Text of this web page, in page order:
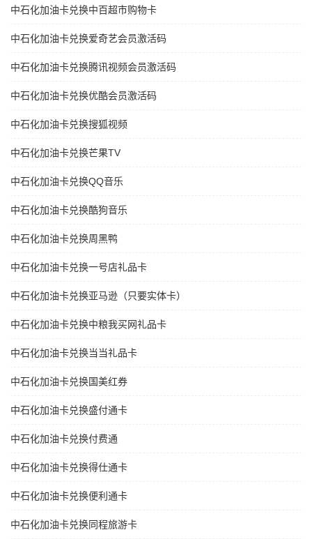
中石化加油卡兑换中百超市购物卡
中石化加油卡兑换爱奇艺会员激活码
中石化加油卡兑换腾讯视频会员激活码
中石化加油卡兑换优酷会员激活码
中石化加油卡兑换搜狐视频
中石化加油卡兑换芒果TV
中石化加油卡兑换QQ音乐
中石化加油卡兑换酷狗音乐
中石化加油卡兑换周黑鸭
中石化加油卡兑换一号店礼品卡
中石化加油卡兑换亚马逊（只要实体卡）
中石化加油卡兑换中粮我买网礼品卡
中石化加油卡兑换当当礼品卡
中石化加油卡兑换国美红券
中石化加油卡兑换盛付通卡
中石化加油卡兑换付费通
中石化加油卡兑换得仕通卡
中石化加油卡兑换便利通卡
中石化加油卡兑换同程旅游卡